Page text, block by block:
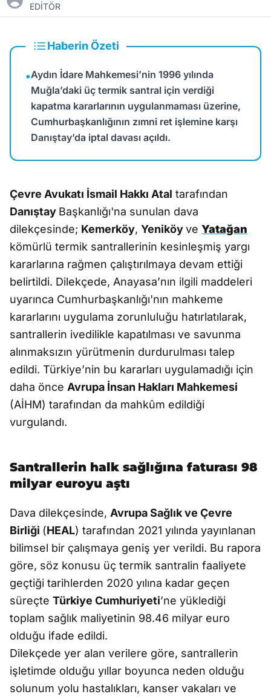
EDİTÖR
Haberin Özeti
•Aydın İdare Mahkemesi’nin 1996 yılında
Muğla’daki üç termik santral için verdiği
kapatma kararlarının uygulanmaması üzerine,
Cumhurbaşkanlığının zımni ret işlemine karşı
Danıştay’da iptal davası açıldı.
Çevre Avukatı İsmail Hakkı Atal tarafından
Danıştay Başkanlığı'na sunulan dava
dilekçesinde; Kemerköy, Yeniköyve Yatağan
kömürlü termik santrallerinin kesinleşmiş yargı
kararlarına rağmen çalıştırılmaya devam ettiği
belirtildi. Dilekçede, Anayasa’nın ilgili maddeleri
uyarınca Cumhurbaşkanlığı'nın mahkeme
kararlarını uygulama zorunluluğu hatırlatılarak,
santrallerin ivedilikle kapatılması ve savunma
alınmaksızın yürütmenin durdurulması talep
edildi. Türkiye’nin bu kararları uygulamadığı için
daha önce Avrupa İnsan Hakları Mahkemesi
(AİHM) tarafından da mahkûm edildiği
vurgulandı.
Santrallerin halk sağlığına faturası 98
milyar euroyu aştı
Dava dilekçesinde, Avrupa Sağlık ve Çevre
Birliği (HEAL) tarafından 2021 yılında yayınlanan
bilimsel bir çalışmaya geniş yer verildi. Bu rapora
göre, söz konusu üç termik santralin faaliyete
geçtiği tarihlerden 2020 yılına kadar geçen
süreçte Türkiye Cumhuriyeti’ne yüklediği
toplam sağlık maliyetinin 98.46 milyar euro
olduğu ifade edildi.
Dilekçede yer alan verilere göre, santrallerin
işletimde olduğu yıllar boyunca neden olduğu
solunum yolu hastalıkları, kanser vakaları ve